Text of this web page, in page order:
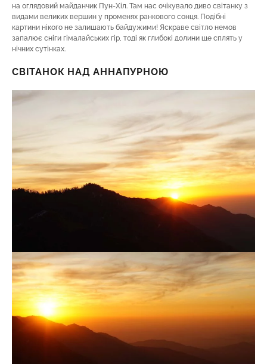
на оглядовий майданчик Пун-Хіл. Там нас очікувало диво світанку з
видами великих вершин у променях ранкового сонця. Подібні
картини нікого не залишають байдужими! Яскраве світло немов
запалює сніги гімалайських гір, тоді як глибокі долини ще сплять у
нічних сутінках.
СВІТАНОК НАД АННАПУРНОЮ